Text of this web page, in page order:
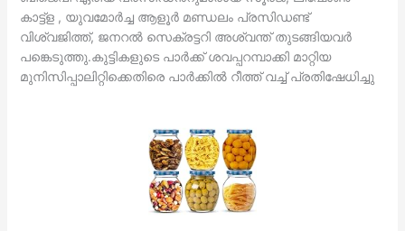
കാട്ട്ള , യുവമോർച്ച ആളൂർ മണ്ഡലം പ്രസിഡണ്ട്
വിശ്വജിത്ത്, ജനറൽ സെക്രട്ടറി അശ്വന്ത് തുടങ്ങിയവർ
പങ്കെടുത്തു.കുട്ടികളുടെ പാർക്ക് ശവപ്പറമ്പാക്കി മാറ്റിയ
മുനിസിപ്പാലിറ്റിക്കെതിരെ പാർക്കിൽ റീത്ത് വച്ച് പ്രതിഷേധിച്ചു